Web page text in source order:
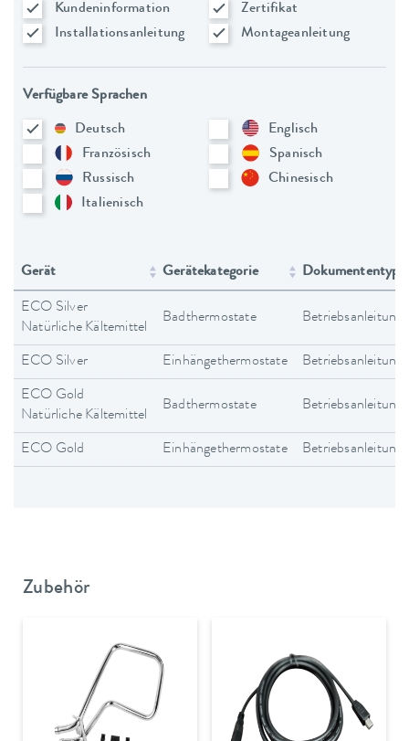
Kundeninformation
Zertifikat
Installationsanleitung
Montageanleitung
Verfügbare Sprachen
Deutsch
Englisch
Französisch
Spanisch
Russisch
Chinesisch
Italienisch
Gerät Gerätekategorie Dokumententyp
ECO Silver
Natürliche Kältemittel
Badthermostate Betriebsanleitung
ECO Silver Einhängethermostate Betriebsanleitung
ECO Gold
Natürliche Kältemittel
Badthermostate Betriebsanleitung
ECO Gold Einhängethermostate Betriebsanleitung
Zubehör